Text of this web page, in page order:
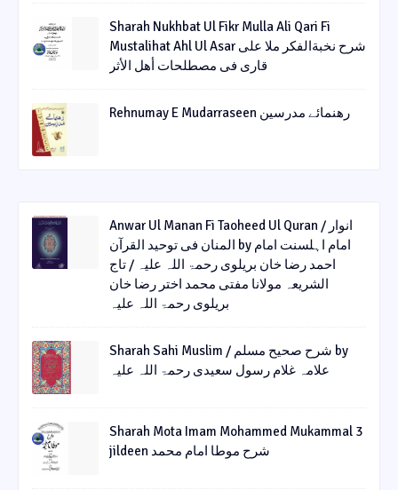
Sharah Nukhbat Ul Fikr Mulla Ali Qari Fi
Mustalihat Ahl Ul Asar شرح نخبةالفکر ملا علی
قاری فی مصطلحات أھل الأثر
Rehnumay E Mudarraseen رهنمائے مدرسین
Anwar Ul Manan Fi Taoheed Ul Quran / انوار
المنان فی توحید القرآن by امام اہلسنت امام
احمد رضا خان بریلوی رحمۃ اللہ علیہ / تاج
الشریعہ مولانا مفتی محمد اختر رضا خان
بریلوی رحمۃ اللہ علیہ
Sharah Sahi Muslim / شرح صحیح مسلم by
علامہ غلام رسول سعیدی رحمۃ اللہ علیہ
Sharah Mota Imam Mohammed Mukammal 3
jildeen شرح موطا امام محمد